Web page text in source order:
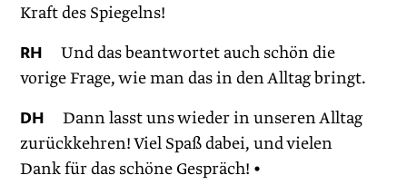
Kraft des Spiegelns!
RH Und das beantwortet auch schön die
vorige Frage, wie man das in den Alltag bringt.
DH Dann lasst uns wieder in unseren Alltag
zurückkehren! Viel Spaß dabei, und vielen
Dank für das schöne Gespräch! •